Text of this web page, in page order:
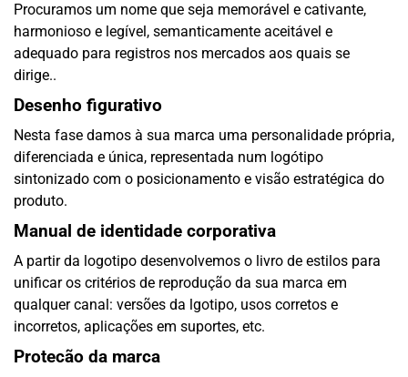
Procuramos um nome que seja memorável e cativante,
harmonioso e legível, semanticamente aceitável e
adequado para registros nos mercados aos quais se
dirige..
Desenho figurativo
Nesta fase damos à sua marca uma personalidade própria,
diferenciada e única, representada num logótipo
sintonizado com o posicionamento e visão estratégica do
produto.
Manual de identidade corporativa
A partir da logotipo desenvolvemos o livro de estilos para
unificar os critérios de reprodução da sua marca em
qualquer canal: versões da lgotipo, usos corretos e
incorretos, aplicações em suportes, etc.
Protecão da marca